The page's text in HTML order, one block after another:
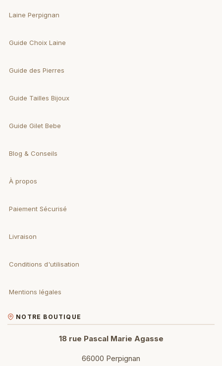
Laine Perpignan
Guide Choix Laine
Guide des Pierres
Guide Tailles Bijoux
Guide Gilet Bebe
Blog & Conseils
À propos
Paiement Sécurisé
Livraison
Conditions d'utilisation
Mentions légales
NOTRE BOUTIQUE
18 rue Pascal Marie Agasse
66000 Perpignan